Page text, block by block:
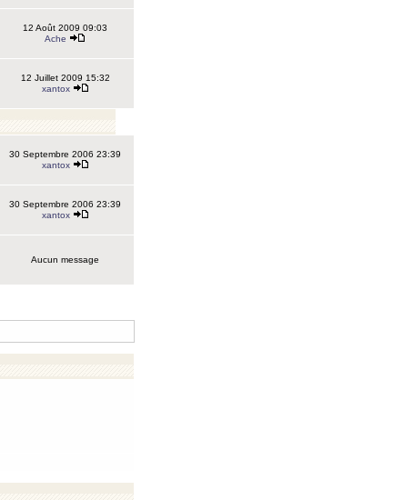
12 Août 2009 09:03
Ache
12 Juillet 2009 15:32
xantox
30 Septembre 2006 23:39
xantox
30 Septembre 2006 23:39
xantox
Aucun message